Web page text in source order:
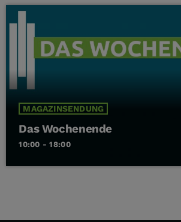
MAGAZINSENDUNG
Das Wochenende
10:00 - 18:00